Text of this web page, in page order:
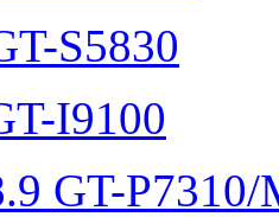
S5830
I9100
GT-P7310/